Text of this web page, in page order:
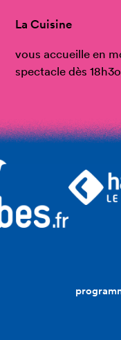
La Cuisine
vous accueille en
spectacle dès 18h3o